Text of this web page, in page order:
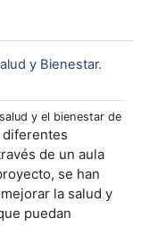
y Bienestar.
y el bienestar de
de un aula
se han
la salud y
puedan